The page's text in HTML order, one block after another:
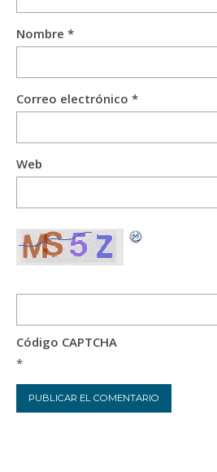
Nombre *
Correo electrónico *
Web
Código CAPTCHA
*